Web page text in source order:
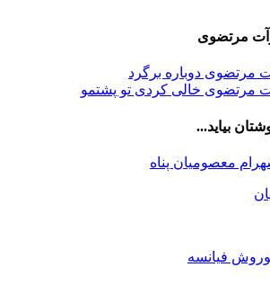
مرتضوی
مرتضوی دوباره برگرد
مرتضوی خالی کردی تو پشتمو
بیاید...